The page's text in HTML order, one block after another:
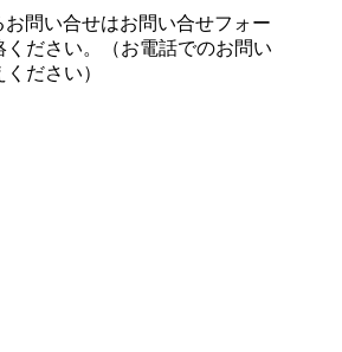
問い合せはお問い合せフォー
ください。（お電話でのお問い
ださい）